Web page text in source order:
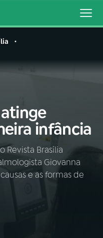
infância
Revista Brasília
Giovanna
e as formas de